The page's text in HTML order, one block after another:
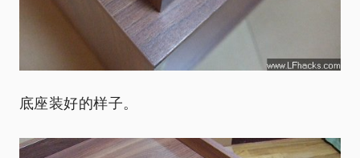
底座装好的样子。